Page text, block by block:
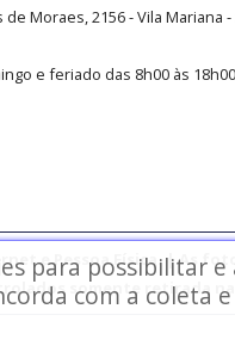
de Moraes, 2156-Vila Mariana -
e feriado das 8h00 às 18h00
e Pessoa Física. | As
somente retirada na
para possibilitar
com a coleta